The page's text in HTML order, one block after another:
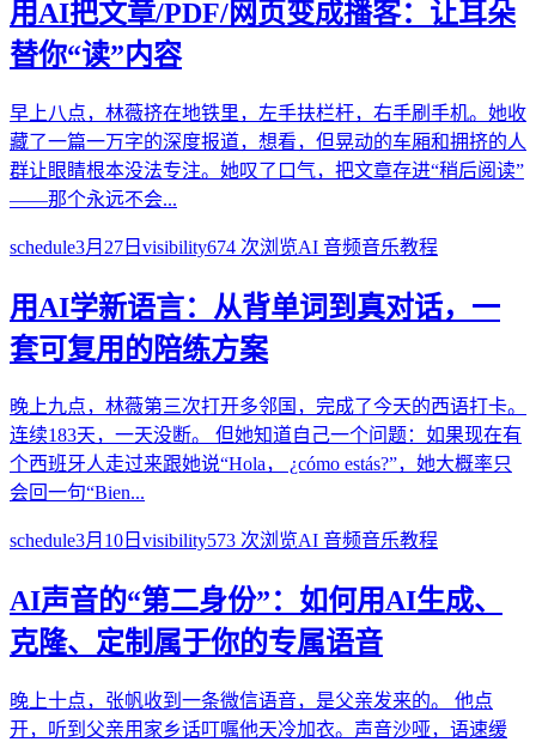
用AI把文章/PDF/网页变成播客：让耳朵
替你“读”内容
早上八点，林薇挤在地铁里，左手扶栏杆，右手刷手机。她收
藏了一篇一万字的深度报道，想看，但晃动的车厢和拥挤的人
群让眼睛根本没法专注。她叹了口气，把文章存进“稍后阅读”
——那个永远不会...
schedule3月27日 visibility674 次浏览AI 音频音乐教程
用AI学新语言：从背单词到真对话，一
套可复用的陪练方案
晚上九点，林薇第三次打开多邻国，完成了今天的西语打卡。
连续183天，一天没断。 但她知道自己一个问题：如果现在有
个西班牙人走过来跟她说“Hola， ¿cómo estás?”，她大概率只
会回一句“Bien...
schedule3月10日 visibility573 次浏览AI 音频音乐教程
AI声音的“第二身份”：如何用AI生成、
克隆、定制属于你的专属语音
晚上十点，张帆收到一条微信语音，是父亲发来的。 他点
开，听到父亲用家乡话叮嘱他天冷加衣。声音沙哑，语速缓